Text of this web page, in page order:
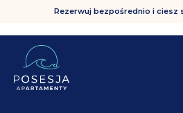
Rezerwuj bezpośrednio i ciesz